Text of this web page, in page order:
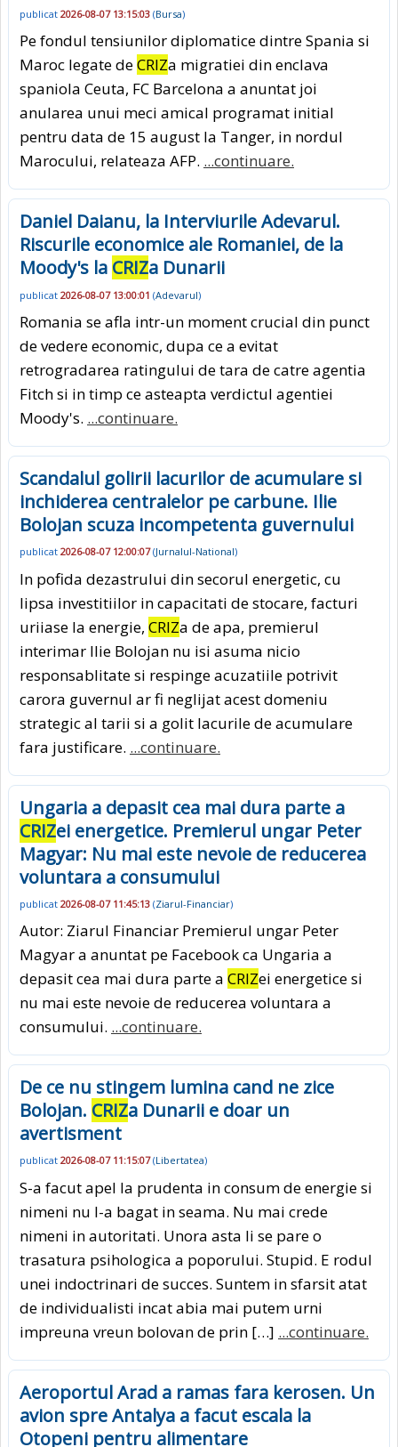
publicat 2026-08-07 13:15:03 (Bursa)
Pe fondul tensiunilor diplomatice dintre Spania si
Maroc legate deCRIZa migratiei din enclava
spaniola Ceuta, FC Barcelona a anuntat joi
anularea unui meci amical programat initial
pentru data de 15 august la Tanger, in nordul
Marocului, relateaza AFP. ...continuare.
Daniel Daianu, la Interviurile Adevarul.
Riscurile economice ale Romaniei, de la
Moody's la CRIZa Dunarii
publicat 2026-08-07 13:00:01 (Adevarul)
Romania se afla intr-un moment crucial din punct
de vedere economic, dupa ce a evitat
retrogradarea ratingului de tara de catre agentia
Fitch si in timp ce asteapta verdictul agentiei
Moody's. ...continuare.
Scandalul golirii lacurilor de acumulare si
inchiderea centralelor pe carbune. Ilie
Bolojan scuza incompetenta guvernului
publicat 2026-08-07 12:00:07(Jurnalul-National)
In pofida dezastrului din secorul energetic, cu
lipsa investitiilor in capacitati de stocare, facturi
uriiase la energie, CRIZa de apa, premierul
interimar Ilie Bolojan nu isi asuma nicio
responsablitate si respinge acuzatiile potrivit
carora guvernul ar fi neglijat acest domeniu
strategic al tarii si a golit lacurile de acumulare
fara justificare. ...continuare.
Ungaria a depasit cea mai dura parte a
CRIZei energetice. Premierul ungar Peter
Magyar: Nu mai este nevoie de reducerea
voluntara a consumului
publicat 2026-08-07 11:45:13 (Ziarul-Financiar)
Autor: Ziarul Financiar Premierul ungar Peter
Magyar a anuntat pe Facebook ca Ungaria a
depasit cea mai dura parte a CRIZei energetice si
nu mai este nevoie de reducerea voluntara a
consumului. ...continuare.
De ce nu stingem lumina cand ne zice
Bolojan. CRIZa Dunarii e doar un
avertisment
publicat 2026-08-07 11:15:07(Libertatea)
S-a facut apel la prudenta in consum de energie si
nimeni nu l-a bagat in seama. Nu mai crede
nimeni in autoritati. Unora asta li se pare o
trasatura psihologica a poporului. Stupid. E rodul
unei indoctrinari de succes. Suntem in sfarsit atat
de individualisti incat abia mai putem urni
impreuna vreun bolovan de prin […] ...continuare.
Aeroportul Arad a ramas fara kerosen. Un
avion spre Antalya a facut escala la
Otopeni pentru alimentare